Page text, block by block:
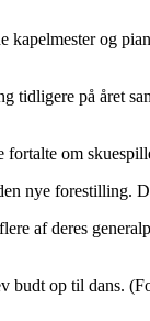
kapelmester og
tidligere på året
om
nye forestilling.
af deres
budt op til dans.